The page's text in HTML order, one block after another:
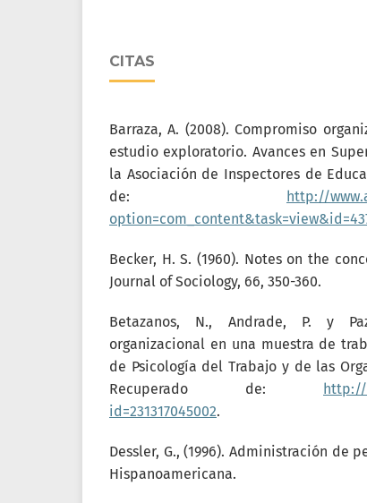
CITAS
Barraza, A. (2008). Compromiso
estudio exploratorio. Avances en
la Asociación de Inspectores de
de: http://
Becker, H. S. (1960). Notes on the
Journal of Sociology, 66, 350-360.
Betazanos, N., Andrade, P. y
organizacional en una muestra de
de Psicología del Trabajo y de las
Recuperado de: http://
id=231317045002.
Dessler, G., (1996). Administración de
Hispanoamericana.